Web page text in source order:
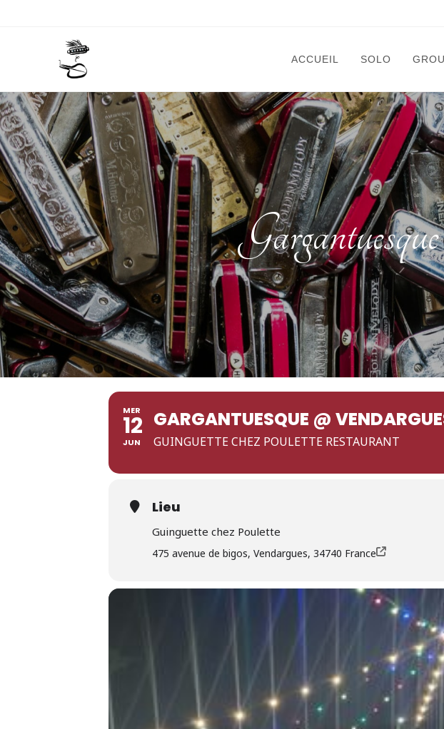
ACCUEIL SOLO
MER
12
JUN
GARGANTUESQUE @
GUINGUETTE CHEZ POULETTE RESTAURANT
Lieu
Guinguette chez Poulette
475 avenue de bigos, Vendargues, 34740 France